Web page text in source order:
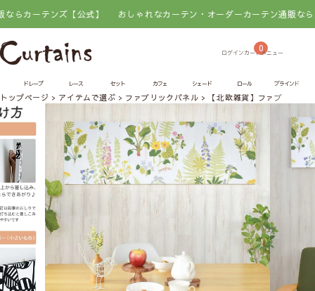
テンズ【公式】 おしゃれなカーテン・オーダーカーテン通販ならカーテ
0
ドレープ レース セット カフェ シェード ロール ブラインド
トップページ アイテムで選ぶ ファブリックパネル 【北欧雑貨】ファブリッ